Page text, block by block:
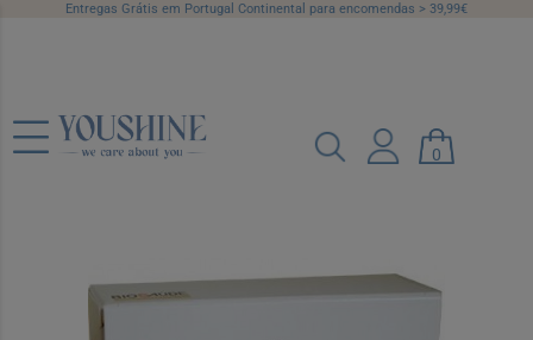
Entregas Grátis em Portugal Continental para encomendas > 39,99€
0
Alanerv Caps X 30